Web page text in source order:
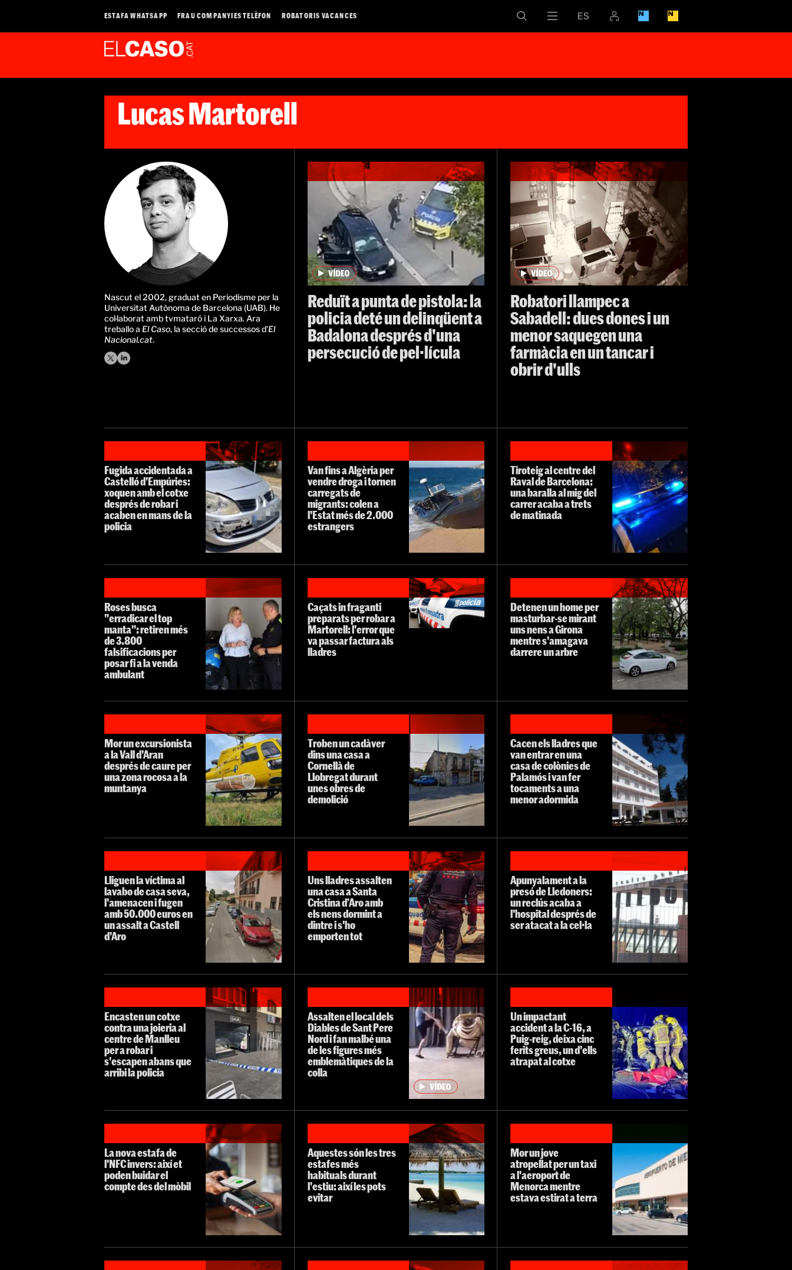
ESTAFA WHATSAPP FRAU COMPANYIES TELÈFON ROBATORIS VACANCES
Lucas Martorell
Nascut el 2002, graduat en Periodisme per la
Universitat Autònoma de Barcelona (UAB). He
col·laborat amb tvmataró i La Xarxa. Ara
treballo a El Caso, la secció de successos d’El
Nacional.cat.
Reduït a punta de pistola: la
policia deté un delinqüent a
Badalona després d'una
persecució de pel·lícula
Robatori llampec a
Sabadell: dues dones i un
menor saquegen una
farmàcia en un tancar i
obrir d'ulls
Fugida accidentada a
Castelló d'Empúries:
xoquen amb el cotxe
després de robar i
acaben en mans de la
policia
Van fins a Algèria per
vendre droga i tornen
carregats de
migrants: colen a
l'Estat més de 2.000
estrangers
Tiroteig al centre del
Raval de Barcelona:
una baralla al mig del
carrer acaba a trets
de matinada
Roses busca
"erradicar el top
manta": retiren més
de 3.800
falsificacions per
posar fi a la venda
ambulant
Caçats in fraganti
preparats per robar a
Martorell: l'error que
va passar factura als
lladres
Detenen un home per
masturbar-se mirant
uns nens a Girona
mentre s'amagava
darrere un arbre
Mor un excursionista
a la Vall d'Aran
després de caure per
una zona rocosa a la
muntanya
Troben un cadàver
dins una casa a
Cornellà de
Llobregat durant
unes obres de
demolició
Cacen els lladres que
van entrar en una
casa de colònies de
Palamós i van fer
tocaments a una
menor adormida
Lliguen la víctima al
lavabo de casa seva,
l'amenacen i fugen
amb 50.000 euros en
un assalt a Castell
d'Aro
Uns lladres assalten
una casa a Santa
Cristina d’Aro amb
els nens dormint a
dintre i s'ho
emporten tot
Apunyalament a la
presó de Lledoners:
un reclús acaba a
l'hospital després de
ser atacat a la cel·la
Encasten un cotxe
contra una joieria al
centre de Manlleu
per a robar i
s'escapen abans que
arribi la policia
Assalten el local dels
Diables de Sant Pere
Nord i fan malbé una
de les figures més
emblemàtiques de la
colla
Un impactant
accident a la C-16, a
Puig-reig, deixa cinc
ferits greus, un d'ells
atrapat al cotxe
La nova estafa de
l'NFC invers: així et
poden buidar el
compte des del mòbil
Aquestes són les tres
estafes més
habituals durant
l'estiu: així les pots
evitar
Mor un jove
atropellat per un taxi
a l'aeroport de
Menorca mentre
estava estirat a terra